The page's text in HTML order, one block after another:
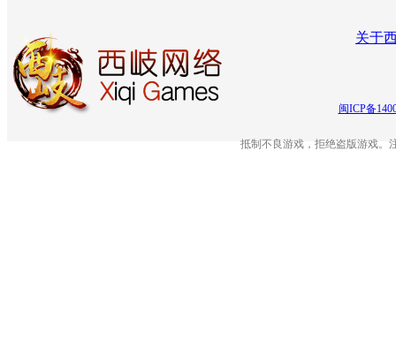
关于
闽ICP备
抵制不良游戏，拒绝盗版游戏。